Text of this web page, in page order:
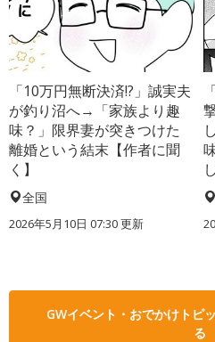
「10万円無断決済!?」誠実夫
が釣り沼へ→「家族より趣
味？」限界妻が突きつけた
離婚という結末【作者に聞
く】
全国
2026年5月10日 07:30 更新
GWイベント・おでかけトピ
る